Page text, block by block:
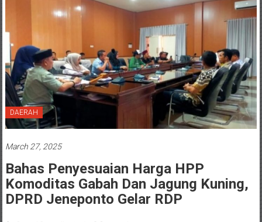
DAERAH
March 27, 2025
Bahas Penyesuaian Harga HPP
Komoditas Gabah Dan Jagung Kuning,
DPRD Jeneponto Gelar RDP